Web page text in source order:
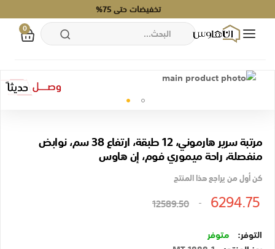
تخفيضات حتى 75%
بحث
0
تخطي
إلىانتقل
الصور
بداية
معرض
الصور
مرتبة سرير هارموني، 12 طبقة، ارتفاع 38 سم، نوابض
منفصلة، راحة ميموري فوم، إن هاوس
كن أول من يراجع هذا المنتج
6294.75
12589.50
متوفر